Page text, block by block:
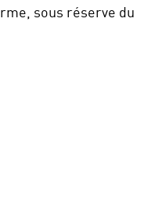
sous réserve du